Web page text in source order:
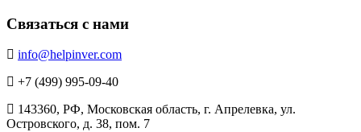
Связаться с нами
info@helpinver.com
+7 (499) 995-09-40
143360, РФ, Московская область, г. Апрелевка, ул.
Островского, д. 38, пом. 7